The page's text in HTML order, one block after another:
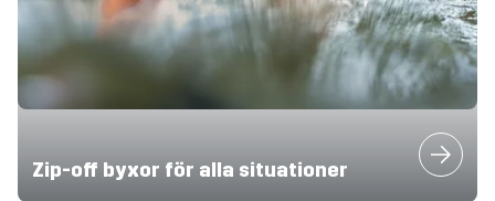
Zip-off byxor för alla situationer